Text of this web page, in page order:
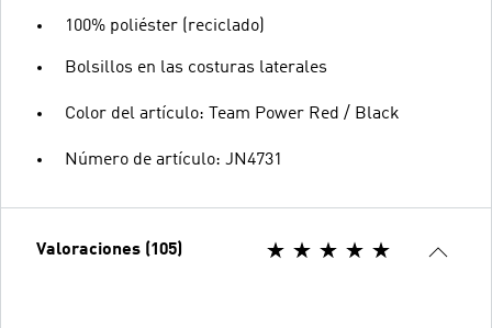
100% poliéster (reciclado)
Bolsillos en las costuras laterales
Color del artículo: Team Power Red / Black
Número de artículo: JN4731
Valoraciones (105)